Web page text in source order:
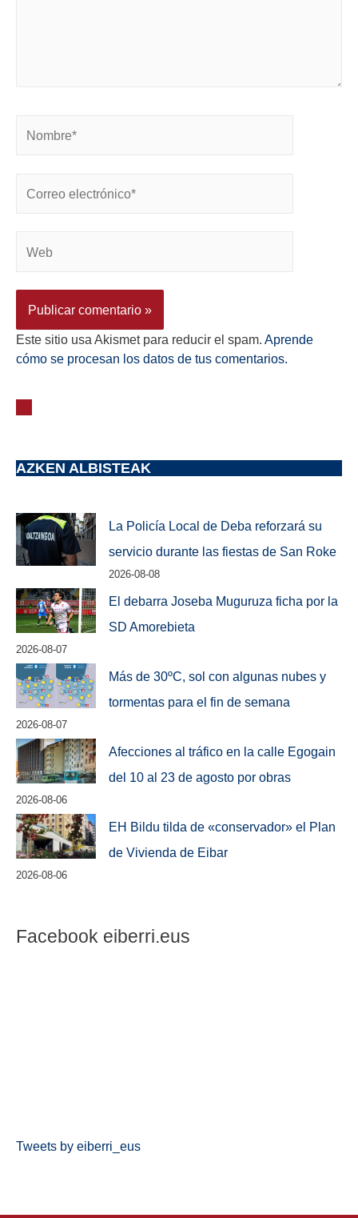
Este sitio usa Akismet para reducir el spam. Aprende
cómo se procesan los datos de tus comentarios.
AZKEN ALBISTEAK
La Policía Local de Deba reforzará su
servicio durante las fiestas de San Roke
2026-08-08
El debarra Joseba Muguruza ficha por la
SD Amorebieta
2026-08-07
Más de 30ºC, sol con algunas nubes y
tormentas para el fin de semana
2026-08-07
Afecciones al tráfico en la calle Egogain
del 10 al 23 de agosto por obras
2026-08-06
EH Bildu tilda de «conservador» el Plan
de Vivienda de Eibar
2026-08-06
Facebook eiberri.eus
Tweets by eiberri_eus